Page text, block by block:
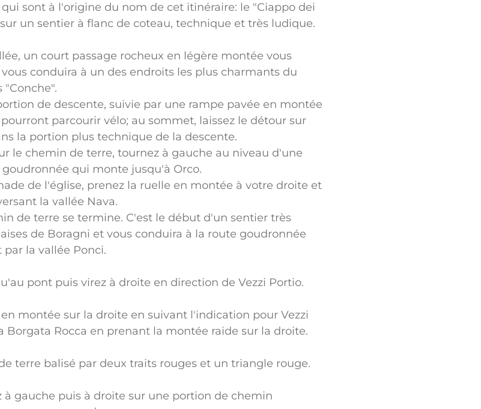
sont à l'origine du nom de cet itinéraire: le "Ciappo dei
un sentier à flanc de coteau, technique et très ludique.
un court passage rocheux en légère montée vous
conduira à un des endroits les plus charmants du
"Conche".
de descente, suivie par une rampe pavée en montée
parcourir vélo; au sommet, laissez le détour sur
la portion plus technique de la descente.
le chemin de terre, tournez à gauche au niveau d'une
qui monte jusqu'à Orco.
de l'église, prenez la ruelle en montée à votre droite et
la vallée Nava.
de terre se termine. C'est le début d'un sentier très
de Boragni et vous conduira à la route goudronnée
la vallée Ponci.
pont puis virez à droite en direction de Vezzi Portio.
montée sur la droite en suivant l'indication pour Vezzi
Borgata Rocca en prenant la montée raide sur la droite.
terre balisé par deux traits rouges et un triangle rouge.
à gauche puis à droite sur une portion de chemin